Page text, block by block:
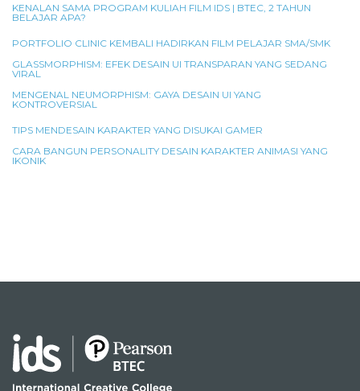
KENALAN SAMA PROGRAM KULIAH FILM IDS | BTEC, 2 TAHUN
BELAJAR APA?
PORTFOLIO CLINIC KEMBALI HADIRKAN FILM PELAJAR SMA/SMK
GLASSMORPHISM: EFEK DESAIN UI TRANSPARAN YANG SEDANG
VIRAL
MENGENAL NEUMORPHISM: GAYA DESAIN UI YANG
KONTROVERSIAL
TIPS MENDESAIN KARAKTER YANG DISUKAI GAMER
CARA BANGUN PERSONALITY DESAIN KARAKTER ANIMASI YANG
IKONIK